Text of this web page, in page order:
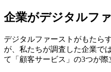
企業がデジタルフ
デジタルファーストがもたら
が、私たちが調査した企業で
て「顧客サービス」の3つが際